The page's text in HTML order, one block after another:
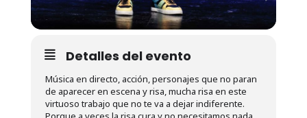
Detalles del evento
Música en directo, acción, personajes que no paran
de aparecer en escena y risa, mucha risa en este
virtuoso trabajo que no te va a dejar indiferente.